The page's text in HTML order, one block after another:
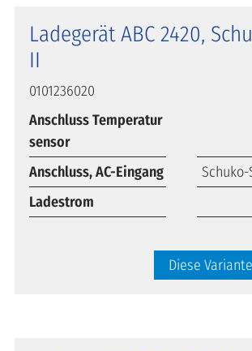
Ladegerät ABC 2420,
II
0101236020
Anschluss Temperatur
sensor
Anschluss, AC-Eingang
Schuko-
Ladestrom
Diese